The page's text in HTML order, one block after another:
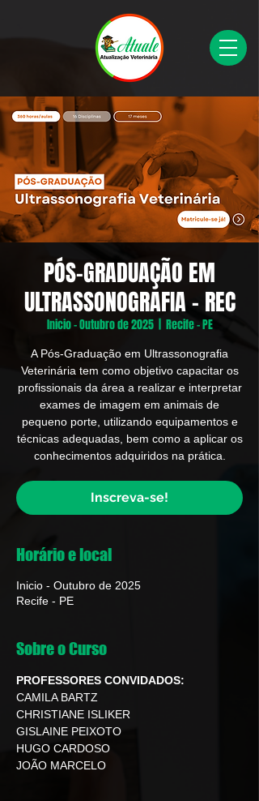
PÓS-GRADUAÇÃO EM
ULTRASSONOGRAFIA - REC
Inicio - Outubro de 2025
  |
Recife - PE
A Pós-Graduação em Ultrassonografia
Veterinária tem como objetivo capacitar os
profissionais da área a realizar e interpretar
exames de imagem em animais de
pequeno porte, utilizando equipamentos e
técnicas adequadas, bem como a aplicar os
conhecimentos adquiridos na prática.
Inscreva-se!
Horário e local
Inicio - Outubro de 2025
Recife - PE
Sobre o Curso
PROFESSORES CONVIDADOS:
CAMILA BARTZ
CHRISTIANE ISLIKER
GISLAINE PEIXOTO
HUGO CARDOSO
JOÃO MARCELO